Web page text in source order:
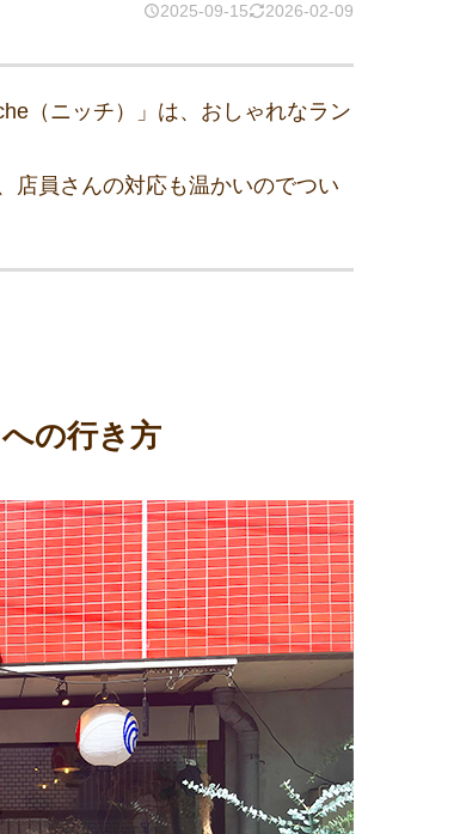
2025-09-15 2026-02-09
（ニッチ）」は、おしゃれなラン
店員さんの対応も温かいのでつい
の行き方